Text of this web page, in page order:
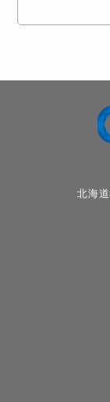
北海